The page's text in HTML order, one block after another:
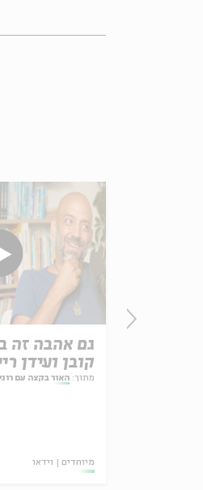
גם אהבה זה
קובן ועידן
מתוך: האור בקצה עם
מיוחדים וידאו